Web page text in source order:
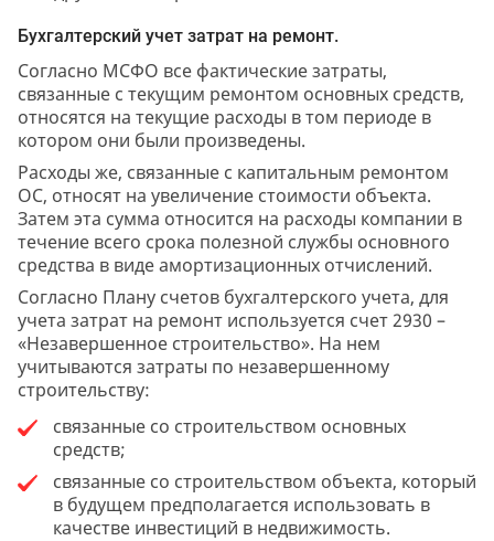
Бухгалтерский учет затрат на ремонт.
Согласно МСФО все фактические затраты,
связанные с текущим ремонтом основных средств,
относятся на текущие расходы в том периоде в
котором они были произведены.
Расходы же, связанные с капитальным ремонтом
ОС, относят на увеличение стоимости объекта.
Затем эта сумма относится на расходы компании в
течение всего срока полезной службы основного
средства в виде амортизационных отчислений.
Согласно Плану счетов бухгалтерского учета, для
учета затрат на ремонт используется счет 2930 –
«Незавершенное строительство». На нем
учитываются затраты по незавершенному
строительству:
связанные со строительством основных
средств;
связанные со строительством объекта, который
в будущем предполагается использовать в
качестве инвестиций в недвижимость.